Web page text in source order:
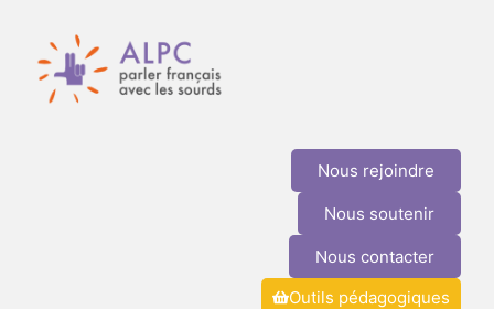
Nous rejoindre
Nous soutenir
Nous contacter
Outils pédagogiques